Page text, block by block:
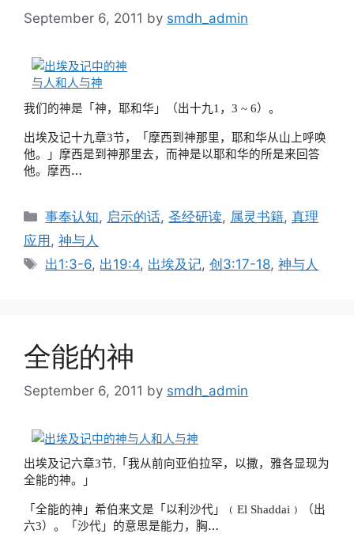
September 6, 2011 by smdh_admin
我们的神是「神，耶和华」（出十九1 ， 3 ~ 6）。
出埃及记十九章3节，「 摩西到神那里，耶和华从山上呼唤
他。
」摩西是到神那里去，而神是以耶和华的所是来回答
他。摩西…
Categories
事奉认知, 启示的话,圣经研读, 属灵书籍,真理
应用 , 神与人
Tags
出1:3-6, 出19:4, 出埃及记,创3:17-18,神与人
全能的神
September 6, 2011 by smdh_admin
出埃及记六章3节, 「 我从前向亚伯拉罕，以撒，雅各显现为
全能的神。
」
「全能的神」希伯来文是「以利沙代」﹙ El Shaddai ﹚ （出
六3） 。「沙代」的意思是能力，胸…